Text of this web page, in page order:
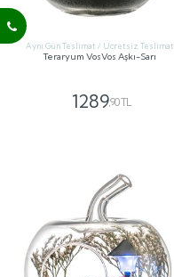
Aynı Gün Teslimat / Ücretsiz Teslimat
Teraryum VosVos Aşkı-Sarı
1289,90 TL